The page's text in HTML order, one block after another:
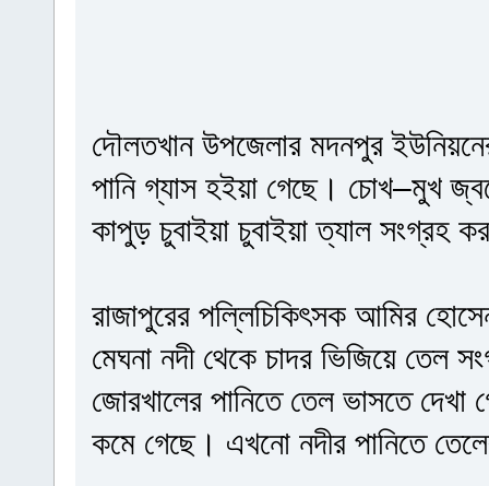
দৌলতখান উপজেলার মদনপুর
পানি গ্যাস হইয়া গেছে। চোখ–মুখ
কাপুড় চুবাইয়া চুবাইয়া ত্যাল সংগ্রহ
রাজাপুরের পল্লিচিকিৎসক আমির
মেঘনা নদী থেকে চাদর ভিজিয়ে তেল
জোরখালের পানিতে তেল ভাসতে
কমে গেছে। এখনো নদীর পানিতে